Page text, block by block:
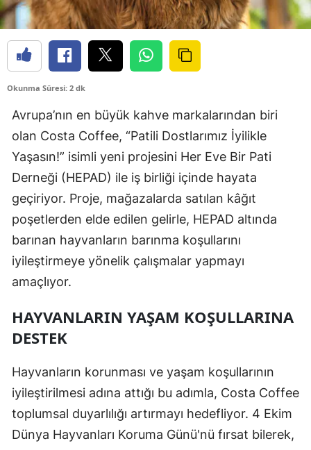
Okunma Süresi: 2 dk
Avrupa’nın en büyük kahve markalarından biri
olan Costa Coffee, “Patili Dostlarımız İyilikle
Yaşasın!” isimli yeni projesini Her Eve Bir Pati
Derneği (HEPAD) ile iş birliği içinde hayata
geçiriyor. Proje, mağazalarda satılan kâğıt
poşetlerden elde edilen gelirle, HEPAD altında
barınan hayvanların barınma koşullarını
iyileştirmeye yönelik çalışmalar yapmayı
amaçlıyor.
HAYVANLARIN YAŞAM KOŞULLARINA
DESTEK
Hayvanların korunması ve yaşam koşullarının
iyileştirilmesi adına attığı bu adımla, Costa Coffee
toplumsal duyarlılığı artırmayı hedefliyor. 4 Ekim
Dünya Hayvanları Koruma Günü'nü fırsat bilerek,